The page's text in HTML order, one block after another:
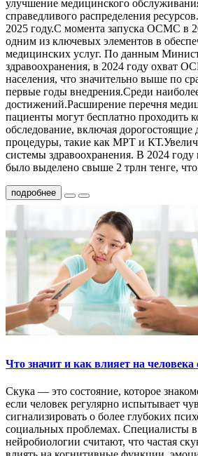
улучшение медицинского
справедливого распределения
2025 году.С момента запуска ОСМС в
одним из ключевых элементов в
медицинских услуг. По данным
здравоохранения, в 2024 году охват
населения, что значительно выше по
первые годы внедрения.Среди
достижений.Расширение перечня
пациенты могут бесплатно проходить
обследование, включая дорогостоящие
процедуры, такие как МРТ и
системы здравоохранения. В 2024
было выделено свыше 2 трлн тенге,
подробнее
Что значит и как влияет на человека
Скука — это состояние, которое
если человек регулярно испытывает
сигнализировать о более глубоких
социальных проблемах. Специалисты
нейробиологии считают, что частая